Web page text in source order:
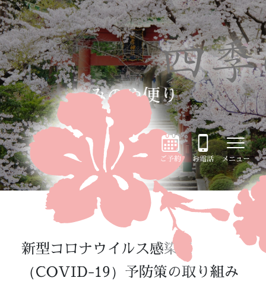
ご予約 お電話 メニュー
みのや便り
新型コロナウイルス感染症
（COVID-19）予防策の取り組み